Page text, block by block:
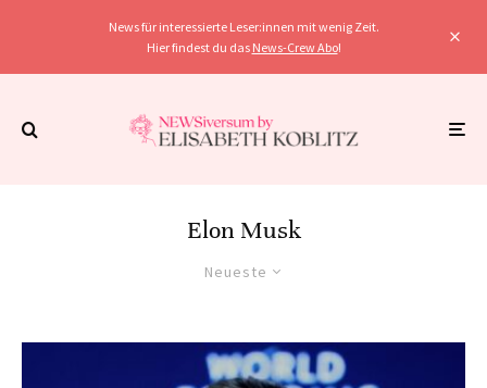
News für interessierte Leser:innen mit wenig Zeit.
Hier findest du das News-Crew Abo!
Elon Musk
Neueste